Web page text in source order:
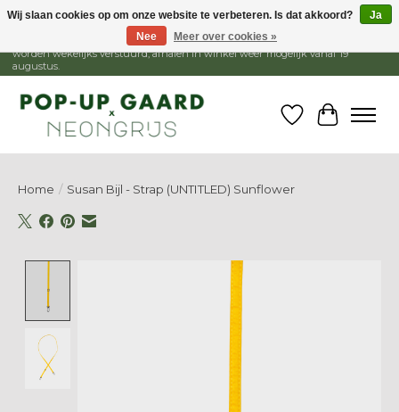
1 - 15 augustus is de winkel gesloten, webshop blijft open. Bestellingen
worden wekelijks verstuurd, afhalen in winkel weer mogelijk vanaf 19
augustus.
Verlanglijst
Home / Susan Bijl - Strap (UNTITLED) Sunflower
Product image slideshow Items
Wij slaan cookies op om onze website te verbeteren. Is dat akkoord?
Ja
Nee
Meer over cookies »